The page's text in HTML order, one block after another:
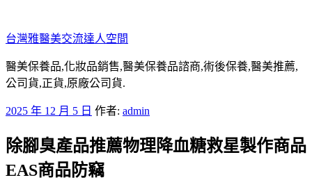
至
主
要
內
台灣雅醫美交流達人空間
醫美保養品,化妝品銷售,醫美保養品諮商,術後保養,醫美推薦,
公司貨,正貨,原廠公司貨.
發
於
2025 年 12 月 5 日 作者: admin
除腳臭產品推薦物理降血糖救星製作商品
EAS商品防竊